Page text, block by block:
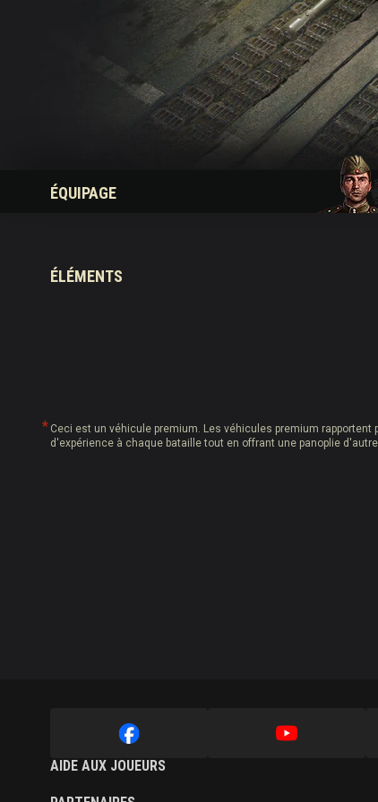
Guide des Butins
ÉQUIPAGE
ÉLÉMENTS
Ceci est un véhicule premium. Les véhicules premium rapportent
d'expérience à chaque bataille tout en offrant une panoplie
AIDE AUX JOUEURS